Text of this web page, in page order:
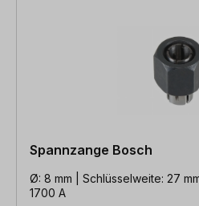
Spannzange Bosch
Ø: 8 mm | Schlüsselweite: 27
1700 A